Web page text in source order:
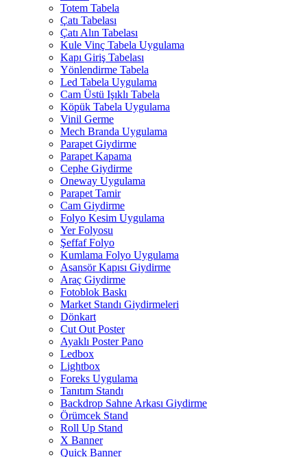
Totem Tabela
Çatı Tabelası
Çatı Alın Tabelası
Kule Vinç Tabela Uygulama
Kapı Giriş Tabelası
Yönlendirme Tabela
Led Tabela Uygulama
Cam Üstü Işıklı Tabela
Köpük Tabela Uygulama
Vinil Germe
Mech Branda Uygulama
Parapet Giydirme
Parapet Kapama
Cephe Giydirme
Oneway Uygulama
Parapet Tamir
Cam Giydirme
Folyo Kesim Uygulama
Yer Folyosu
Şeffaf Folyo
Kumlama Folyo Uygulama
Asansör Kapısı Giydirme
Araç Giydirme
Fotoblok Baskı
Market Standı Giydirmeleri
Dönkart
Cut Out Poster
Ayaklı Poster Pano
Ledbox
Lightbox
Foreks Uygulama
Tanıtım Standı
Backdrop Sahne Arkası Giydirme
Örümcek Stand
Roll Up Stand
X Banner
Quick Banner